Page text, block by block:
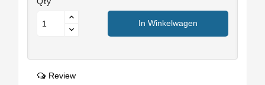
In Winkelwagen
Review